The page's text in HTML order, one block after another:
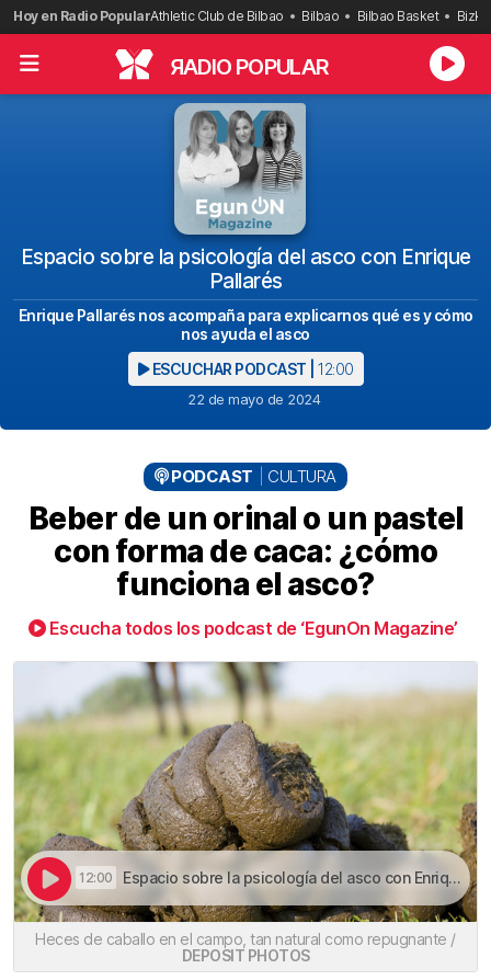
Saltar
al
contenido
Hoy en Radio PopularAthletic Club de Bilbao Bilbao Bilbao Basket
RADIO POPULAR
Espacio sobre la psicología del asco con Enrique
Pallarés
Enrique Pallarés nos acompaña para explicarnos qué es y cómo
nos ayuda el asco
ESCUCHAR PODCAST | 12:00
22 de mayo de 2024
PODCAST CULTURA
Beber de un orinal o un pastel
con forma de caca: ¿cómo
funciona el asco?
Escucha todos los podcast de ‘EgunOn Magazine’
12:00 Espacio sobre la psicología del asco con Enrique Pallarés | Beber de un orinal o un pastel con forma de caca: ¿cómo funciona el asco?
Heces de caballo en el campo, tan natural como repugnante /
DEPOSIT PHOTOS